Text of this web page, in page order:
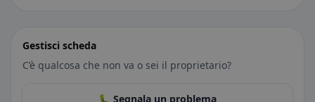
Gestisci scheda
C’è qualcosa che non va o sei il proprietario?
🐛 Segnala un problema